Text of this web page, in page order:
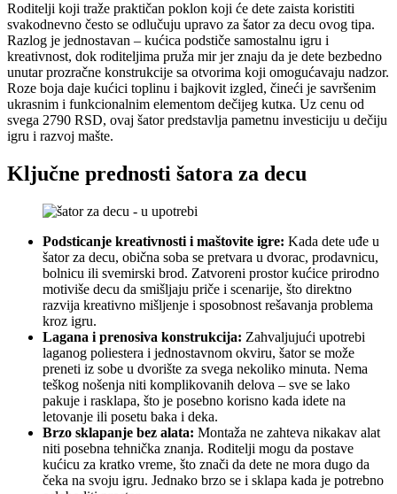
Roditelji koji traže praktičan poklon koji će dete zaista koristiti
svakodnevno često se odlučuju upravo za šator za decu ovog tipa.
Razlog je jednostavan – kućica podstiče samostalnu igru i
kreativnost, dok roditeljima pruža mir jer znaju da je dete bezbedno
unutar prozračne konstrukcije sa otvorima koji omogućavaju nadzor.
Roze boja daje kućici toplinu i bajkovit izgled, čineći je savršenim
ukrasnim i funkcionalnim elementom dečijeg kutка. Uz cenu od
svega 2790 RSD, ovaj šator predstavlja pametnu investiciju u dečiju
igru i razvoj mašte.
Ključne prednosti šatora za decu
Podsticanje kreativnosti i maštovite igre: Kada dete uđe u
šator za decu, obična soba se pretvara u dvorac, prodavnicu,
bolnicu ili svemirski brod. Zatvoreni prostor kućice prirodno
motiviše decu da smišljaju priče i scenarije, što direktno
razvija kreativno mišljenje i sposobnost rešavanja problema
kroz igru.
Lagana i prenosiva konstrukcija: Zahvaljujući upotrebi
laganog poliestera i jednostavnom okviru, šator se može
preneti iz sobe u dvorište za svega nekoliko minuta. Nema
teškog nošenja niti komplikovanih delova – sve se lako
pakuje i rasklapa, što je posebno korisno kada idete na
letovanje ili posetu baka i deka.
Brzo sklapanje bez alata: Montaža ne zahteva nikakav alat
niti posebna tehnička znanja. Roditelji mogu da postave
kućicu za kratko vreme, što znači da dete ne mora dugo da
čeka na svoju igru. Jednako brzo se i sklapa kada je potrebno